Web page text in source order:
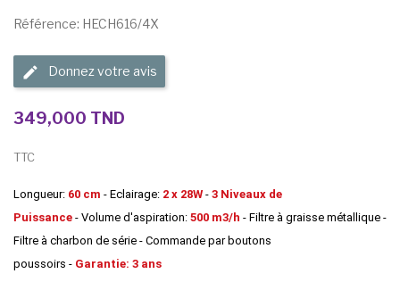
Référence: HECH616/4X
Donnez votre avis
349,000 TND
TTC
Longueur: 60 cm - Eclairage: 2 x 28W - 3 Niveaux de
Puissance - Volume d'aspiration: 500 m3/h - Filtre à graisse métallique -
Filtre à charbon de série - Commande par boutons
poussoirs - Garantie: 3 ans